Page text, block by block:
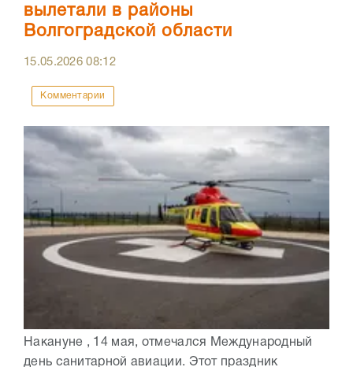
вылетали в районы
Волгоградской области
15.05.202608:12
Комментарии
Накануне , 14 мая, отмечался Международный
день санитарной авиации. Этот праздник